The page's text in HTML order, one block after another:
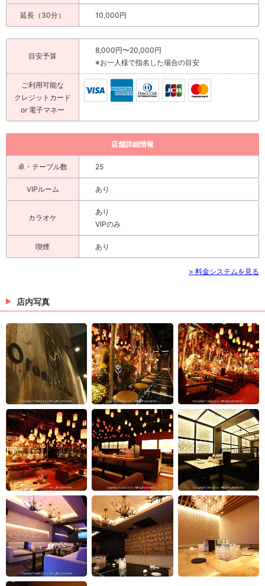
延長（30分） 10,000円
目安予算
8,000円〜20,000円
※お一人様で指名した場合の目安
ご利用可能な
クレジットカード
or 電子マネー
店舗詳細情報
卓・テーブル数 25
VIPルーム あり
カラオケ
あり
VIPのみ
喫煙 あり
> 料金システムを見る
店内写真